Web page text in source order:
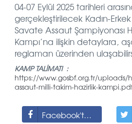
04-07 Eylül 2025 tarihleri
gerçekleştirilecek Kadın-
Savate Assaut Şampiyonası
Kampı’na ilişkin detaylara,
reglaman üzerinden
KAMP TALİMATI :
https://www.gosbf.org.tr/uploads/
assaut-milli-takim-hazirlik-
Facebook'ta Paylaş